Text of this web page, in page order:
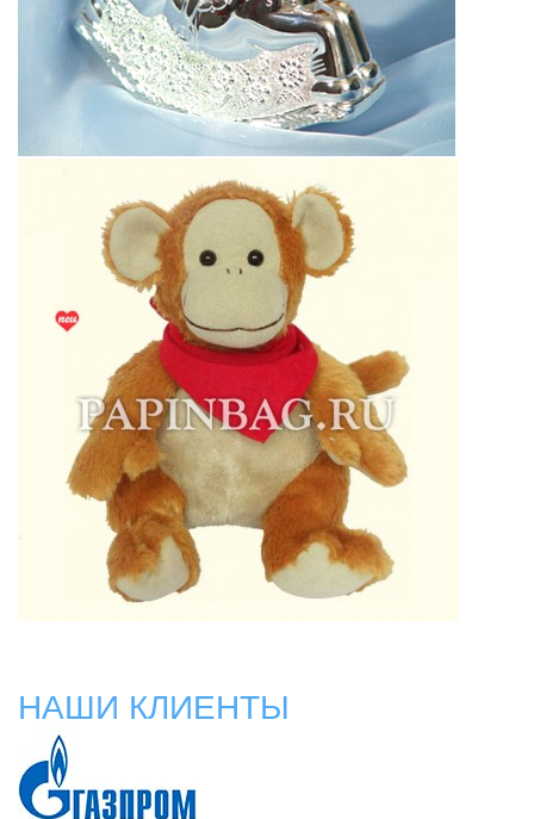
НАШИ КЛИЕНТЫ